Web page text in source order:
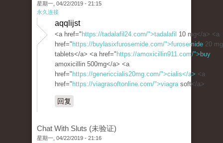
星期一, 04/22/2019 - 21:15
永久连接
aqqlijst
<a href=" https://tadalafil24.com/">tadalafil 10 mg</a> <a
href=" https://buylasixfurosemide.com/">furosemide 20 mg
tablets</a> <a href=" https://amoxicillin911.com/">buy
amoxicillin 500mg</a> <a
href=" https://genericcialis20mg.com/">cialis</a> <a
href=" https://viagrasoftonline.com/">viagrasoft</a>
回复
Chat With Sluts (未验证)
星期一, 04/22/2019 - 21:16